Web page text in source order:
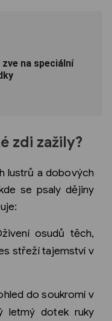
na speciální
zdi zažily?
lustrů a dobových
se psaly dějiny
osudů těch,
střeží tajemství v
do soukromí v
letmý dotek ruky